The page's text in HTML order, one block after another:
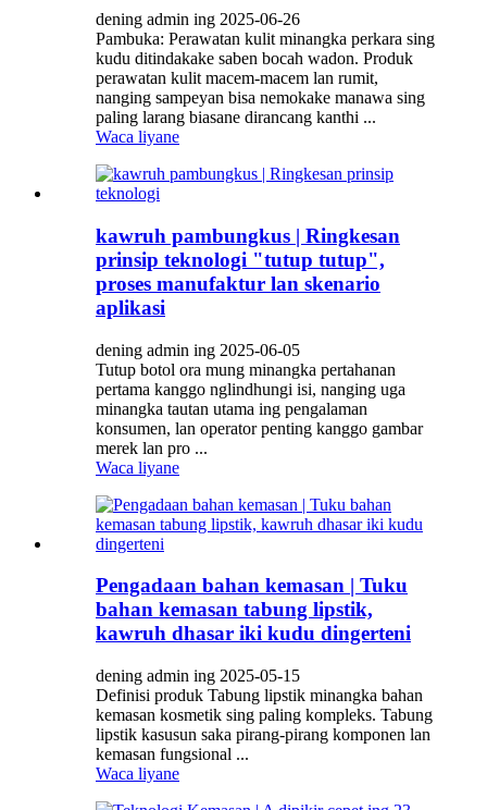
dening admin ing 2025-06-26
Pambuka: Perawatan kulit minangka perkara sing
kudu ditindakake saben bocah wadon. Produk
perawatan kulit macem-macem lan rumit,
nanging sampeyan bisa nemokake manawa sing
paling larang biasane dirancang kanthi ...
Waca liyane
kawruh pambungkus | Ringkesan
prinsip teknologi "tutup tutup",
proses manufaktur lan skenario
aplikasi
dening admin ing 2025-06-05
Tutup botol ora mung minangka pertahanan
pertama kanggo nglindhungi isi, nanging uga
minangka tautan utama ing pengalaman
konsumen, lan operator penting kanggo gambar
merek lan pro ...
Waca liyane
Pengadaan bahan kemasan | Tuku
bahan kemasan tabung lipstik,
kawruh dhasar iki kudu dingerteni
dening admin ing 2025-05-15
Definisi produk Tabung lipstik minangka bahan
kemasan kosmetik sing paling kompleks. Tabung
lipstik kasusun saka pirang-pirang komponen lan
kemasan fungsional ...
Waca liyane